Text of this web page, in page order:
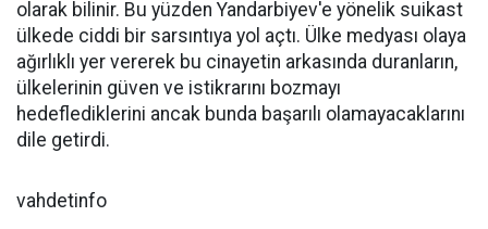
olarak bilinir. Bu yüzden Yandarbiyev'e yönelik suikast
ülkede ciddi bir sarsıntıya yol açtı. Ülke medyası olaya
ağırlıklı yer vererek bu cinayetin arkasında duranların,
ülkelerinin güven ve istikrarını bozmayı
hedeflediklerini ancak bunda başarılı olamayacaklarını
dile getirdi.
vahdetinfo